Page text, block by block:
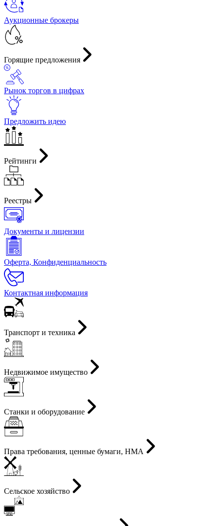
Аукционные брокеры
Горящие предложения
Рынок торгов в цифрах
Предложить идею
Рейтинги
Реестры
Документы и лицензии
Оферта, Конфиденциальность
Контактная информация
Транспорт и техника
Недвижимое имущество
Станки и оборудование
Права требования, ценные бумаги, НМА
Сельское хозяйство